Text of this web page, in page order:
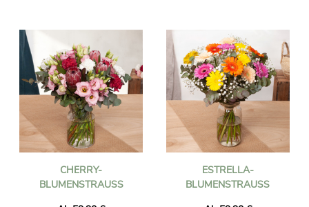
CHERRY-
BLUMENSTRAUSS
ESTRELLA-
BLUMENSTRAUSS